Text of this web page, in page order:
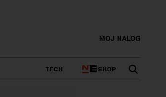
MOJ NALOG
TECH SHOP